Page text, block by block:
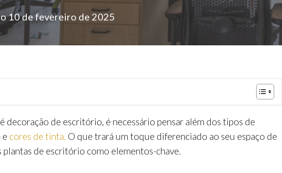
10 de fevereiro de 2025
decoração de escritório, é necessário pensar além dos tipos de
e cores de tinta. O que trará um toque diferenciado ao seu espaço de
plantas de escritório como elementos-chave.